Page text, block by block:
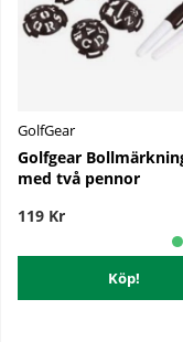
GolfGear
Golfgear
med två pennor
119 Kr
Köp!